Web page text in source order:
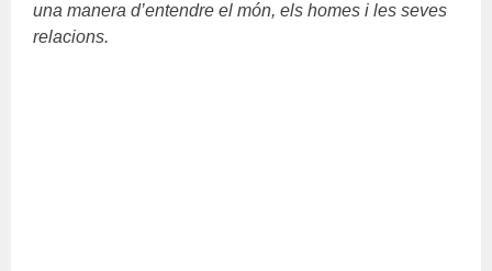
una manera d’entendre el món, els homes i les seves
relacions.